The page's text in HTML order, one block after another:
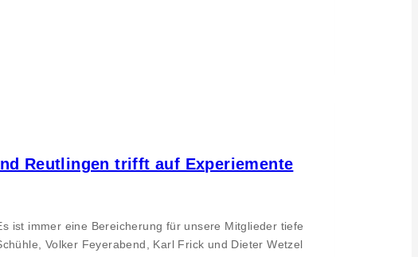
Reutlingen trifft auf Experiemente
ist immer eine Bereicherung für unsere Mitglieder tiefe
Volker Feyerabend, Karl Frick und Dieter Wetzel